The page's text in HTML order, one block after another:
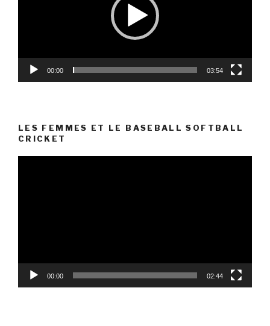
00:00 03:54
LES FEMMES ET LE BASEBALL SOFTBALL
CRICKET
00:00 02:44